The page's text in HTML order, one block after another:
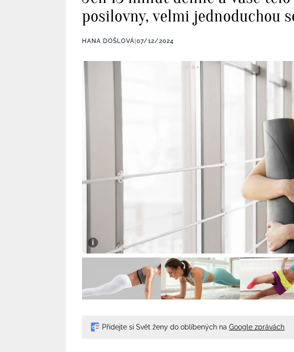
posilovny, velmi jednoduchou
HANA DOŠLOVÁ 07/12/2024
Přidejte si Svět ženy do oblíbených na Google zprávách